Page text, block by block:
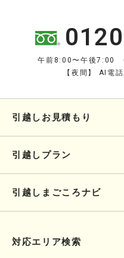
午前8:00〜午後7:00
【夜間】 AI電
引越しお見積もり
引越しプラン
引越しまごころナビ
対応エリア検索